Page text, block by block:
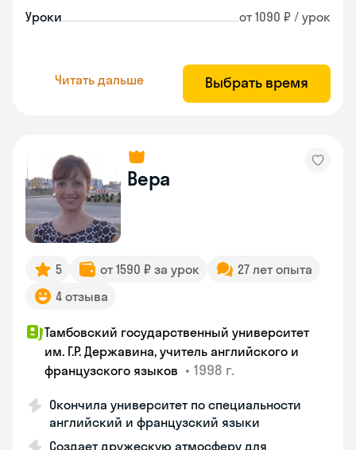
Уроки от 1090 ₽ / урок
Читать дальше Выбрать время
Вера
5 от 1590 ₽ за урок
27 лет опыта
4 отзыва
Тамбовский государственный университет
им. Г.Р. Державина, учитель английского и
французского языков • 1998 г.
Окончила университет по специальности
английский и французский языки
Создает дружескую атмосферу для